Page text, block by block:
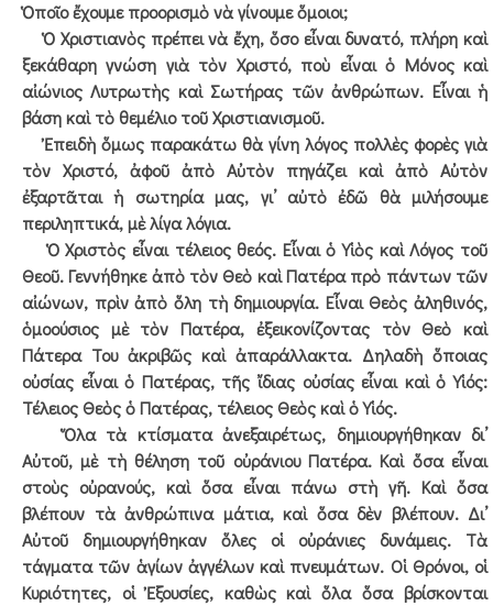
Ὁποῖο ἔχουμε προορισμὸ νὰ γίνουμε ὅμοιοι;
Ὁ Χριστιανὸς πρέπει νὰ ἔχη, ὅσο εἶναι δυνατό, πλήρη καὶ
ξεκάθαρη γνώση γιὰ τὸν Χριστό, ποὺ εἶναι ὁ Μόνος καὶ
αἰώνιος Λυτρωτὴς καὶ Σωτήρας τῶν ἀνθρώπων. Εἶναι ἡ
βάση καὶ τὸ θεμέλιο τοῦ Χριστιανισμοῦ.
Ἐπειδὴ ὅμως παρακάτω θὰ γίνη λόγος πολλὲς φορὲς γιὰ
τὸν Χριστό, ἀφοῦ ἀπὸ Αὐτὸν πηγάζει καὶ ἀπὸ Αὐτὸν
ἐξαρτᾶται ἡ σωτηρία μας, γι’ αὐτὸ ἐδῶ θὰ μιλήσουμε
περιληπτικά, μὲ λίγα λόγια.
Ὁ Χριστὸς εἶναι τέλειος θεός. Εἶναι ὁ Υἱὸς καὶ Λόγος τοῦ
Θεοῦ. Γεννήθηκε ἀπὸ τὸν Θεὸ καὶ Πατέρα πρὸ πάντων τῶν
αἰώνων, πρὶν ἀπὸ ὅλη τὴ δημιουργία. Εἶναι Θεὸς ἀληθινός,
ὁμοούσιος μὲ τὸν Πατέρα, ἐξεικονίζοντας τὸν Θεὸ καὶ
Πάτερα Του ἀκριβῶς καὶ ἀπαράλλακτα. Δηλαδὴ ὅποιας
οὐσίας εἶναι ὁ Πατέρας, τῆς ἴδιας οὐσίας εἶναι καὶ ὁ Υἱός:
Τέλειος Θεὸς ὁ Πατέρας, τέλειος Θεὸς καὶ ὁ Υἱός.
Ὅλα τὰ κτίσματα ἀνεξαιρέτως, δημιουργήθηκαν δι’
Αὐτοῦ, μὲ τὴ θέληση τοῦ οὐράνιου Πατέρα. Καὶ ὅσα εἶναι
στοὺς οὐρανούς, καὶ ὅσα εἶναι πάνω στὴ γῆ. Καὶ ὅσα
βλέπουν τὰ ἀνθρώπινα μάτια, καὶ ὅσα δὲν βλέπουν. Δι’
Αὐτοῦ δημιουργήθηκαν ὅλες οἱ οὐράνιες δυνάμεις. Τὰ
τάγματα τῶν ἁγίων ἀγγέλων καὶ πνευμάτων. Οἱ Θρόνοι, οἱ
Κυριότητες, οἱ Ἐξουσίες, καθὼς καὶ ὅλα ὅσα βρίσκονται